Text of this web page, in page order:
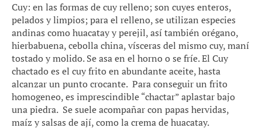
Cuy: en las formas de cuy relleno; son cuyes enteros,
pelados y limpios; para el relleno, se utilizan especies
andinas como huacatay y perejil, así también orégano,
hierbabuena, cebolla china, vísceras del mismo cuy, maní
tostado y molido. Se asa en el horno o se fríe. El Cuy
chactado es el cuy frito en abundante aceite, hasta
alcanzar un punto crocante. Para conseguir un frito
homogeneo, es imprescindible “chactar” aplastar bajo
una piedra. ​ Se suele acompañar con papas hervidas,
maíz y salsas de ají, como la crema de huacatay.